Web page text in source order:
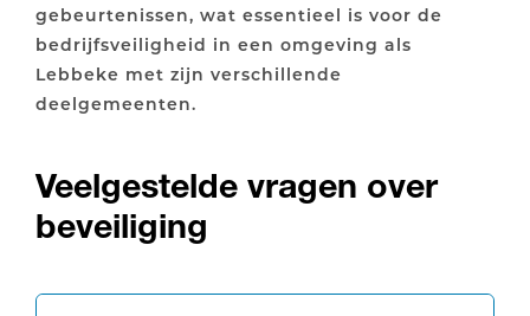
gebeurtenissen, wat essentieel is voor de
bedrijfsveiligheid in een omgeving als
Lebbeke met zijn verschillende
deelgemeenten.
Veelgestelde vragen over
beveiliging